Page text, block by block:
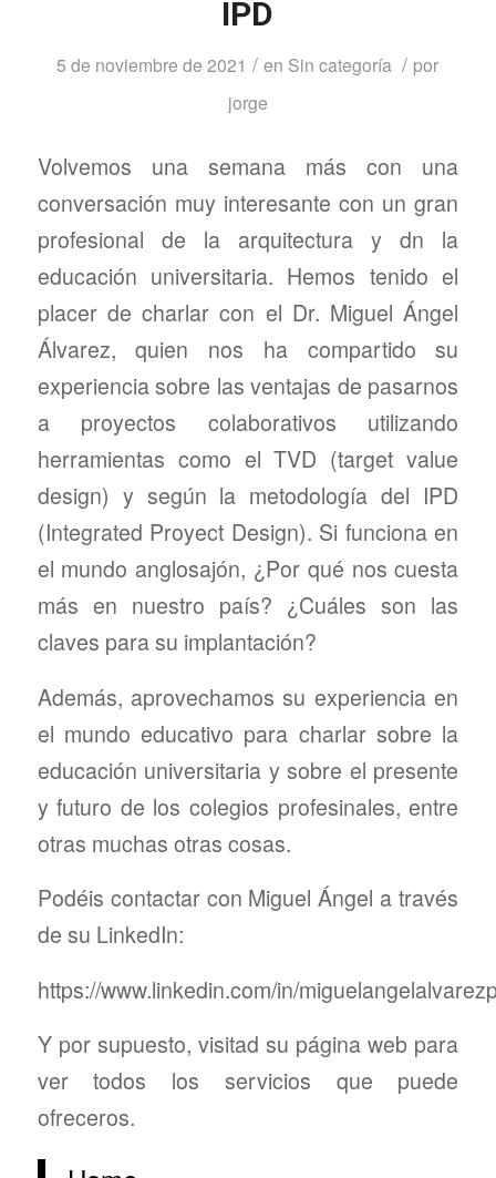
IPD
5 de noviembre de 2021 / en Sin categoría / por
jorge
Volvemos una semana más con una
conversación muy interesante con un gran
profesional de la arquitectura y dn la
educación universitaria. Hemos tenido el
placer de charlar con el Dr. Miguel Ángel
Álvarez, quien nos ha compartido su
experiencia sobre las ventajas de pasarnos
a proyectos colaborativos utilizando
herramientas como el TVD (target value
design) y según la metodología del IPD
(Integrated Proyect Design). Si funciona en
el mundo anglosajón, ¿Por qué nos cuesta
más en nuestro país? ¿Cuáles son las
claves para su implantación?
Además, aprovechamos su experiencia en
el mundo educativo para charlar sobre la
educación universitaria y sobre el presente
y futuro de los colegios profesinales, entre
otras muchas otras cosas.
Podéis contactar con Miguel Ángel a través
de su LinkedIn:
https://www.linkedin.com/in/
Y por supuesto, visitad su página web para
ver todos los servicios que puede
ofreceros.